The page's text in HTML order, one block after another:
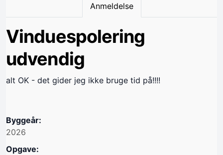
Anmeldelse
Vinduespolering
udvendig
alt OK - det gider jeg ikke bruge tid på!!!!
Byggeår:
2026
Opgave: